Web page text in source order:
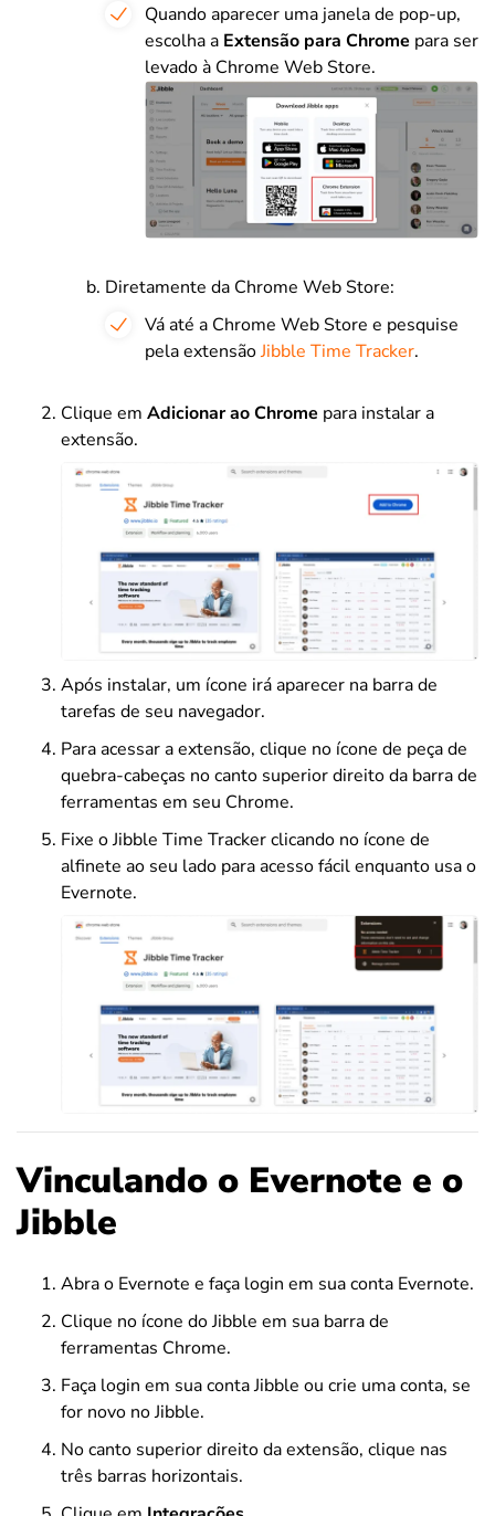
Quando aparecer uma janela de pop-up,
escolha a Extensão para Chrome para ser
levado à Chrome Web Store.
Diretamente da Chrome Web Store:
Vá até a Chrome Web Store e pesquise
pela extensãoJibble Time Tracker.
Clique em Adicionar ao Chrome para instalar a
extensão.
Após instalar, um ícone irá aparecer na barra de
tarefas de seu navegador.
Para acessar a extensão, clique no ícone de peça de
quebra-cabeças no canto superior direito da barra de
ferramentas em seu Chrome.
Fixe o Jibble Time Tracker clicando no ícone de
alfinete ao seu lado para acesso fácil enquanto usa o
Evernote.
Vinculando o Evernote e o
Jibble
Abra o Evernote e faça login em sua conta Evernote.
Clique no ícone do Jibble em sua barra de
ferramentas Chrome.
Faça login em sua conta Jibble ou crie uma conta, se
for novo no Jibble.
No canto superior direito da extensão, clique nas
três barras horizontais.